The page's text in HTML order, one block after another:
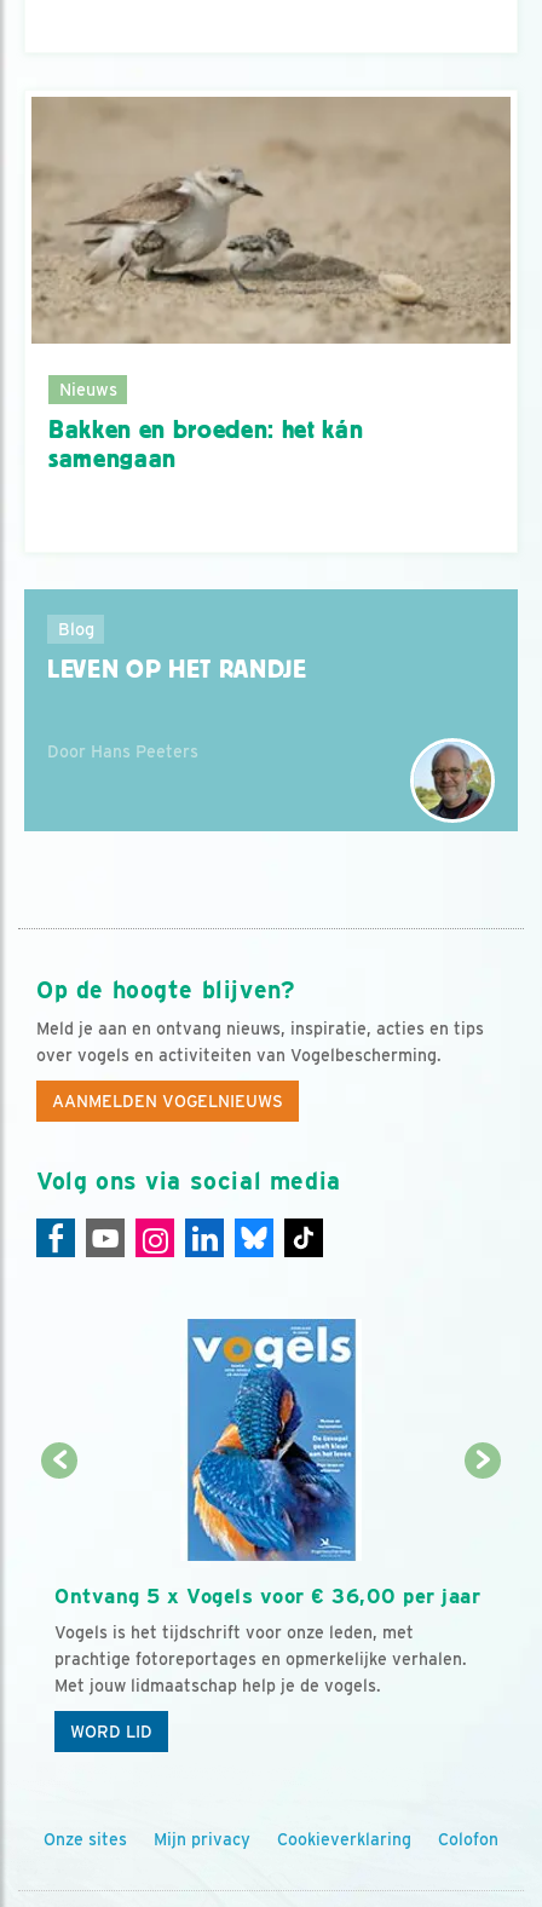
Nieuws
Bakken en broeden: het kán
samengaan
Blog
LEVEN OP HET RANDJE
Door Hans Peeters
Op de hoogte blijven?
Meld je aan en ontvang nieuws, inspiratie, acties en tips
over vogels en activiteiten van Vogelbescherming.
AANMELDEN VOGELNIEUWS
Volg ons via social media
Ontvang 5 x Vogels voor € 36,00 per jaar
Vogels is het tijdschrift voor onze leden, met
prachtige fotoreportages en opmerkelijke verhalen.
Met jouw lidmaatschap help je de vogels.
WORD LID
Onze sites Mijn privacy Cookieverklaring Colofon